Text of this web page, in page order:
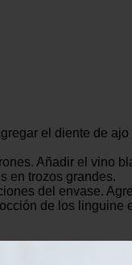
el diente de
Añadir el vino
en trozos grandes.
del envase.
de los linguine